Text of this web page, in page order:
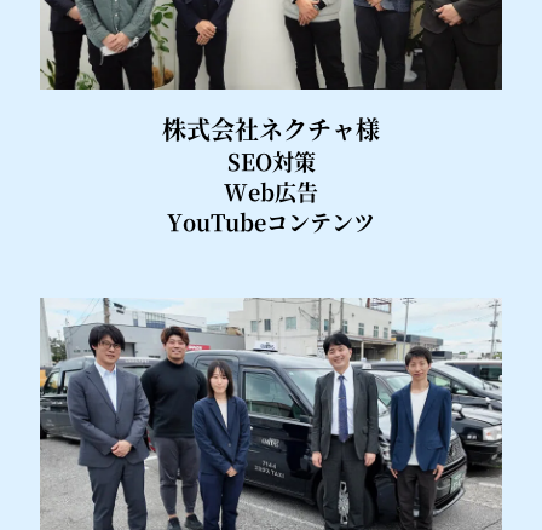
株式会社ネクチャ様
SEO対策
Web広告
YouTubeコンテンツ